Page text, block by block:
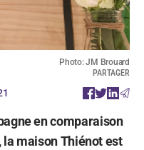
Photo: JM Brouard
PARTAGER
en comparaison
maison Thiénot est